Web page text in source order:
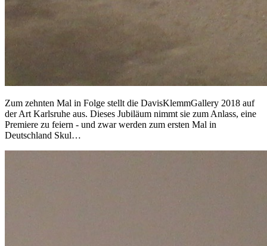
Zum zehnten Mal in Folge stellt die DavisKlemmGallery 2018 auf
der Art Karlsruhe aus. Dieses Jubiläum nimmt sie zum Anlass, eine
Premiere zu feiern - und zwar werden zum ersten Mal in
Deutschland Skul…